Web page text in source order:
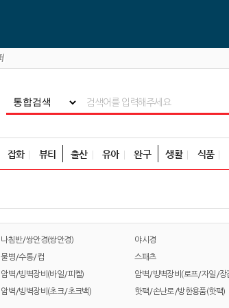
잡화 뷰티 출산 유아 완구 생활 식품
나침반/쌍안경(쌍안경) 야시경
물병/수통/컵 스패츠
암벽/빙벽장비(바일/피켈) 암벽/빙벽장비(로프/자일/장
암벽/빙벽장비(초크/초크백) 핫팩/손난로/방한용품(핫팩)